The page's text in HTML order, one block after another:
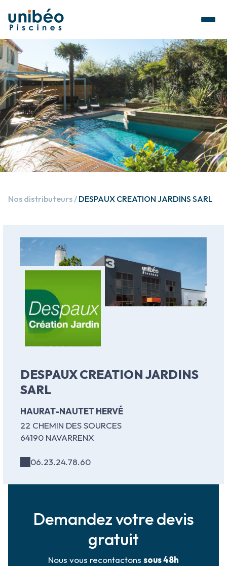
Nos distributeurs DESPAUX CREATION JARDINS SARL
DESPAUX CREATION JARDINS
SARL
HAURAT-NAUTET HERVÉ
22 CHEMIN DES SOURCES
64190 NAVARRENX
06.23.24.78.60
Demandez votre devis
gratuit
Nous vous recontactons sous 48h